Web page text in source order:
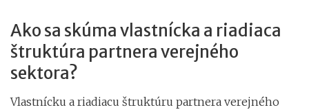
Ako sa skúma vlastnícka a riadiaca
štruktúra partnera verejného
sektora?
Vlastnícku a riadiacu štruktúru partnera verejného